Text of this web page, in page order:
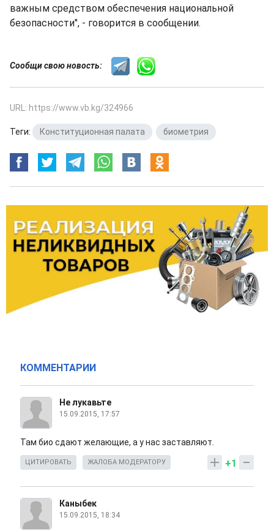
важным средством обеспечения национальной
безопасности", - говорится в сообщении.
Сообщи свою новость:
URL: https://www.vb.kg/324966
Теги: Конституционная палата биометрия
КОММЕНТАРИИ
Не лукавьте
15.09.2015, 17:57
Там био сдают желающие, а у нас заставляют.
+1
ЦИТИРОВАТЬ ЖАЛОБА МОДЕРАТОРУ
Каныбек
15.09.2015, 18:34